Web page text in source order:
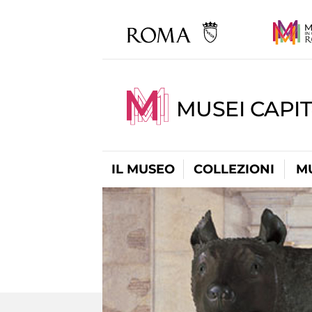
MUSEI
IL MUSEO COLLEZIONI